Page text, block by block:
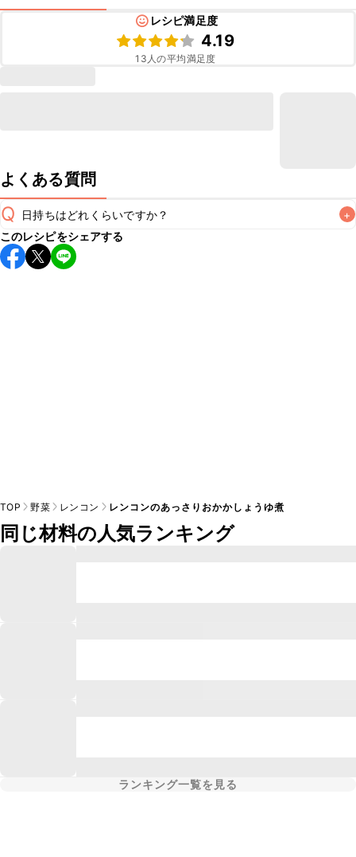
レシピ満足度
4.19
13 人の平均満足度
よくある質問
Q 日持ちはどれくらいですか？ +
保存期間は冷蔵で翌日中が目安です。なるべくお早めにお召
し上がりください。
このレシピをシェアする
TOP 野菜 レンコン レンコンのあっさりおかかしょうゆ煮
同じ材料の人気ランキング
ランキング一覧を見る